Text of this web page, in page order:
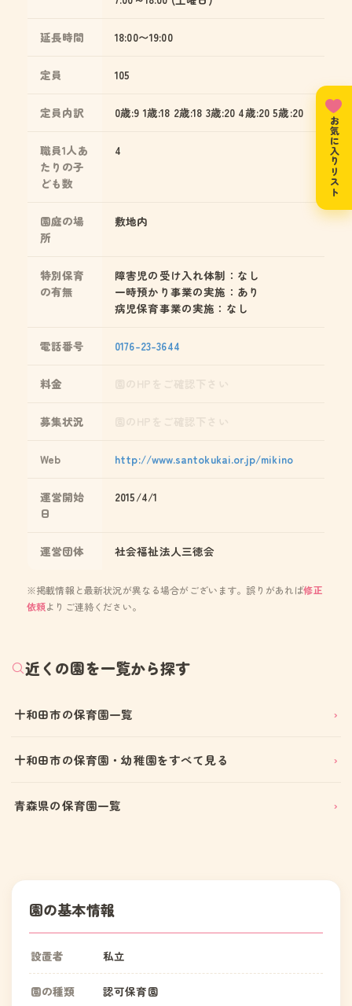
延長時間 18:00〜19:00
定員 105
定員内訳 0歳:9 1歳:18 2歳:18 3歳:20 4歳:20 5歳:20
職員1人あ
たりの子
ども数
4
園庭の場
所
敷地内
特別保育
の有無
障害児の受け入れ体制：なし
一時預かり事業の実施：あり
病児保育事業の実施：なし
電話番号 0176-23-3644
料金
募集状況
Web http://www.santokukai.or.jp/mikino
運営開始
日
2015/4/1
運営団体 社会福祉法人三徳会
※掲載情報と最新状況が異なる場合がございます。誤りがあれば修正
依頼よりご連絡ください。
近くの園を一覧から探す
十和田市の保育園一覧
十和田市の保育園・幼稚園をすべて見る
青森県の保育園一覧
園の基本情報
設置者 私立
園の種類 認可保育園
お気に入りリスト